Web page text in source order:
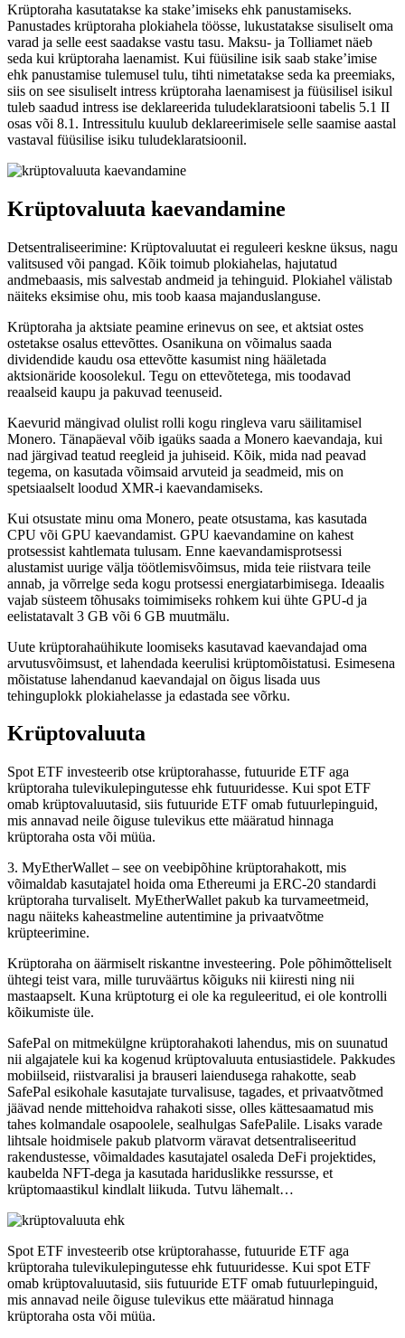
Krüptoraha kasutatakse ka stake’imiseks ehk panustamiseks.
Panustades krüptoraha plokiahela töösse, lukustatakse sisuliselt oma
varad ja selle eest saadakse vastu tasu. Maksu- ja Tolliamet näeb
seda kui krüptoraha laenamist. Kui füüsiline isik saab stake’imise
ehk panustamise tulemusel tulu, tihti nimetatakse seda ka preemiaks,
siis on see sisuliselt intress krüptoraha laenamisest ja füüsilisel isikul
tuleb saadud intress ise deklareerida tuludeklaratsiooni tabelis 5.1 II
osas või 8.1. Intressitulu kuulub deklareerimisele selle saamise aastal
vastaval füüsilise isiku tuludeklaratsioonil.
Krüptovaluuta kaevandamine
Detsentraliseerimine: Krüptovaluutat ei reguleeri keskne üksus, nagu
valitsused või pangad. Kõik toimub plokiahelas, hajutatud
andmebaasis, mis salvestab andmeid ja tehinguid. Plokiahel välistab
näiteks eksimise ohu, mis toob kaasa majanduslanguse.
Krüptoraha ja aktsiate peamine erinevus on see, et aktsiat ostes
ostetakse osalus ettevõttes. Osanikuna on võimalus saada
dividendide kaudu osa ettevõtte kasumist ning hääletada
aktsionäride koosolekul. Tegu on ettevõtetega, mis toodavad
reaalseid kaupu ja pakuvad teenuseid.
Kaevurid mängivad olulist rolli kogu ringleva varu säilitamisel
Monero. Tänapäeval võib igaüks saada a Monero kaevandaja, kui
nad järgivad teatud reegleid ja juhiseid. Kõik, mida nad peavad
tegema, on kasutada võimsaid arvuteid ja seadmeid, mis on
spetsiaalselt loodud XMR-i kaevandamiseks.
Kui otsustate minu oma Monero, peate otsustama, kas kasutada
CPU või GPU kaevandamist. GPU kaevandamine on kahest
protsessist kahtlemata tulusam. Enne kaevandamisprotsessi
alustamist uurige välja töötlemisvõimsus, mida teie riistvara teile
annab, ja võrrelge seda kogu protsessi energiatarbimisega. Ideaalis
vajab süsteem tõhusaks toimimiseks rohkem kui ühte GPU-d ja
eelistatavalt 3 GB või 6 GB muutmälu.
Uute krüptorahaühikute loomiseks kasutavad kaevandajad oma
arvutusvõimsust, et lahendada keerulisi krüptomõistatusi. Esimesena
mõistatuse lahendanud kaevandajal on õigus lisada uus
tehinguplokk plokiahelasse ja edastada see võrku.
Krüptovaluuta
Spot ETF investeerib otse krüptorahasse, futuuride ETF aga
krüptoraha tulevikulepingutesse ehk futuuridesse. Kui spot ETF
omab krüptovaluutasid, siis futuuride ETF omab futuurlepinguid,
mis annavad neile õiguse tulevikus ette määratud hinnaga
krüptoraha osta või müüa.
3. MyEtherWallet – see on veebipõhine krüptorahakott, mis
võimaldab kasutajatel hoida oma Ethereumi ja ERC-20 standardi
krüptoraha turvaliselt. MyEtherWallet pakub ka turvameetmeid,
nagu näiteks kaheastmeline autentimine ja privaatvõtme
krüpteerimine.
Krüptoraha on äärmiselt riskantne investeering. Pole põhimõtteliselt
ühtegi teist vara, mille turuväärtus kõiguks nii kiiresti ning nii
mastaapselt. Kuna krüptoturg ei ole ka reguleeritud, ei ole kontrolli
kõikumiste üle.
SafePal on mitmekülgne krüptorahakoti lahendus, mis on suunatud
nii algajatele kui ka kogenud krüptovaluuta entusiastidele. Pakkudes
mobiilseid, riistvaralisi ja brauseri laiendusega rahakotte, seab
SafePal esikohale kasutajate turvalisuse, tagades, et privaatvõtmed
jäävad nende mittehoidva rahakoti sisse, olles kättesaamatud mis
tahes kolmandale osapoolele, sealhulgas SafePalile. Lisaks varade
lihtsale hoidmisele pakub platvorm väravat detsentraliseeritud
rakendustesse, võimaldades kasutajatel osaleda DeFi projektides,
kaubelda NFT-dega ja kasutada hariduslikke ressursse, et
krüptomaastikul kindlalt liikuda. Tutvu lähemalt…
Spot ETF investeerib otse krüptorahasse, futuuride ETF aga
krüptoraha tulevikulepingutesse ehk futuuridesse. Kui spot ETF
omab krüptovaluutasid, siis futuuride ETF omab futuurlepinguid,
mis annavad neile õiguse tulevikus ette määratud hinnaga
krüptoraha osta või müüa.